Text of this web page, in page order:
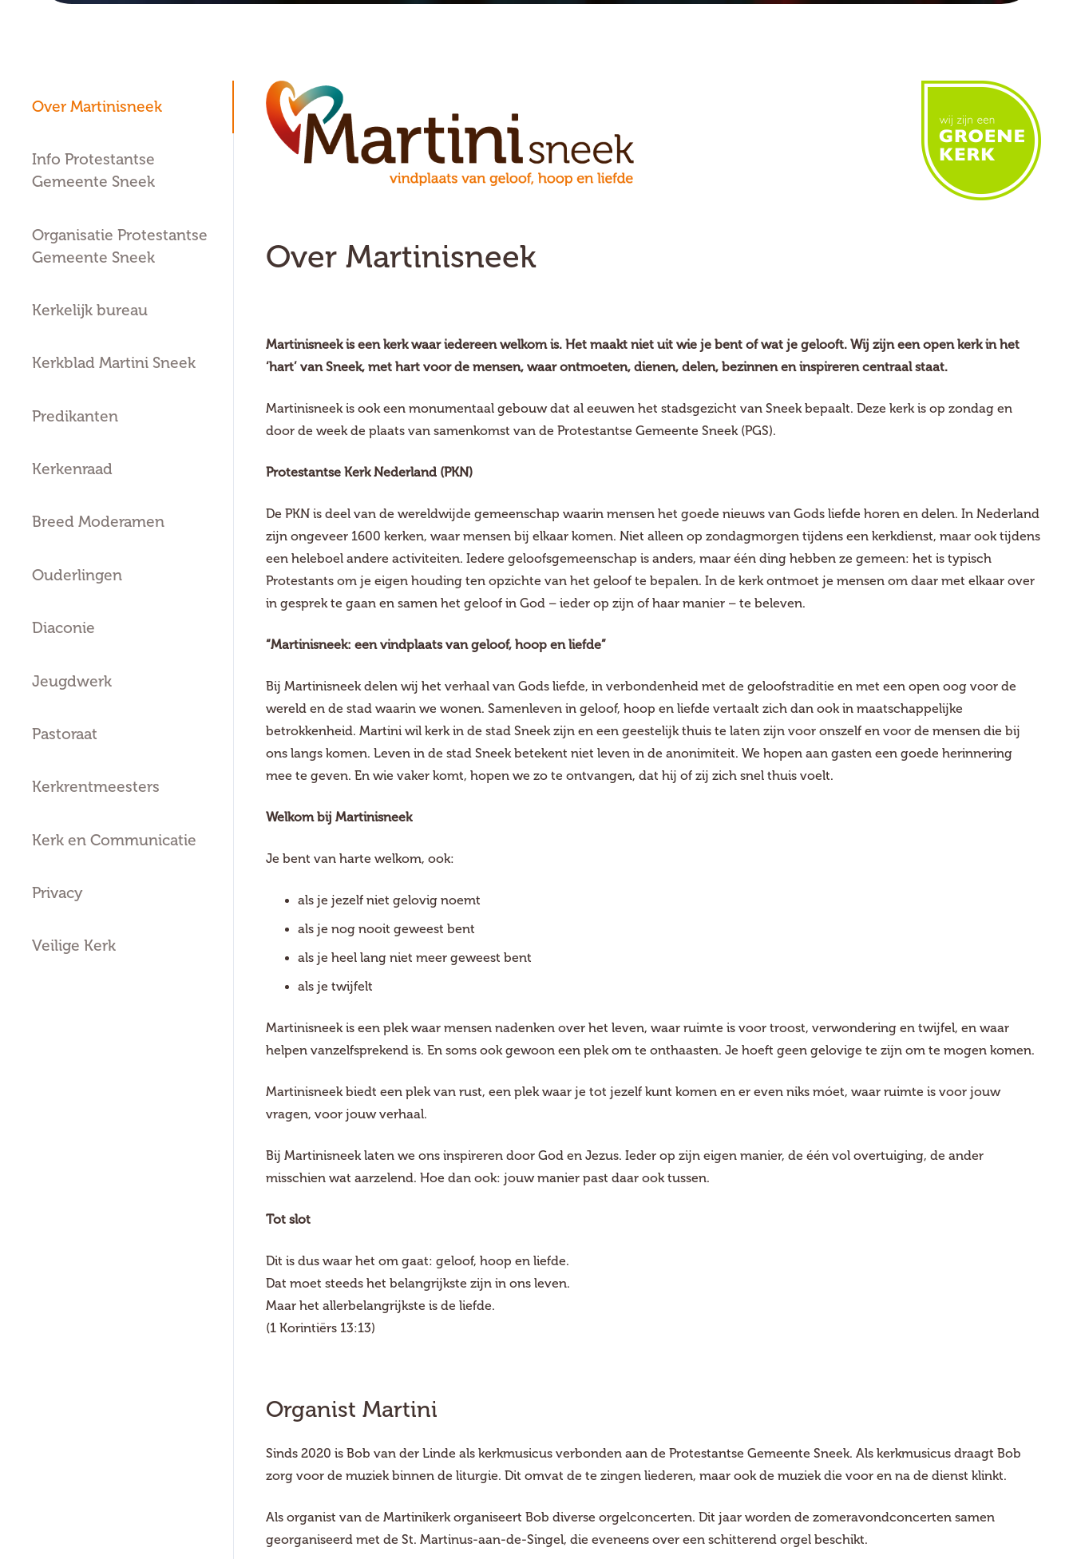
Over Martinisneek
Info Protestantse
Gemeente Sneek
Organisatie Protestantse
Gemeente Sneek
Kerkelijk bureau
Kerkblad Martini Sneek
Predikanten
Kerkenraad
Breed Moderamen
Ouderlingen
Diaconie
Jeugdwerk
Pastoraat
Kerkrentmeesters
Kerk en Communicatie
Privacy
Veilige Kerk
Over Martinisneek
Martinisneek is een kerk waar iedereen welkom is. Het maakt niet uit wie je bent of wat je gelooft. Wij zijn een open kerk in het
‘hart’ van Sneek, met hart voor de mensen, waar ontmoeten, dienen, delen, bezinnen en inspireren centraal staat.
Martinisneek is ook een monumentaal gebouw dat al eeuwen het stadsgezicht van Sneek bepaalt. Deze kerk is op zondag en
door de week de plaats van samenkomst van de Protestantse Gemeente Sneek (PGS).
Protestantse Kerk Nederland (PKN)
De PKN is deel van de wereldwijde gemeenschap waarin mensen het goede nieuws van Gods liefde horen en delen. In Nederland
zijn ongeveer 1600 kerken, waar mensen bij elkaar komen. Niet alleen op zondagmorgen tijdens een kerkdienst, maar ook tijdens
een heleboel andere activiteiten. Iedere geloofsgemeenschap is anders, maar één ding hebben ze gemeen: het is typisch
Protestants om je eigen houding ten opzichte van het geloof te bepalen. In de kerk ontmoet je mensen om daar met elkaar over
in gesprek te gaan en samen het geloof in God – ieder op zijn of haar manier – te beleven.
“Martinisneek: een vindplaats van geloof, hoop en liefde”
Bij Martinisneek delen wij het verhaal van Gods liefde, in verbondenheid met de geloofstraditie en met een open oog voor de
wereld en de stad waarin we wonen. Samenleven in geloof, hoop en liefde vertaalt zich dan ook in maatschappelijke
betrokkenheid. Martini wil kerk in de stad Sneek zijn en een geestelijk thuis te laten zijn voor onszelf en voor de mensen die bij
ons langs komen. Leven in de stad Sneek betekent niet leven in de anonimiteit. We hopen aan gasten een goede herinnering
mee te geven. En wie vaker komt, hopen we zo te ontvangen, dat hij of zij zich snel thuis voelt.
Welkom bij Martinisneek
Je bent van harte welkom, ook:
als je jezelf niet gelovig noemt
als je nog nooit geweest bent
als je heel lang niet meer geweest bent
als je twijfelt
Martinisneek is een plek waar mensen nadenken over het leven, waar ruimte is voor troost, verwondering en twijfel, en waar
helpen vanzelfsprekend is. En soms ook gewoon een plek om te onthaasten. Je hoeft geen gelovige te zijn om te mogen komen.
Martinisneek biedt een plek van rust, een plek waar je tot jezelf kunt komen en er even niks móet, waar ruimte is voor jouw
vragen, voor jouw verhaal.
Bij Martinisneek laten we ons inspireren door God en Jezus. Ieder op zijn eigen manier, de één vol overtuiging, de ander
misschien wat aarzelend. Hoe dan ook: jouw manier past daar ook tussen.
Tot slot
Dit is dus waar het om gaat: geloof, hoop en liefde.
Dat moet steeds het belangrijkste zijn in ons leven.
Maar het allerbelangrijkste is de liefde.
(1 Korintiërs 13:13)
Organist Martini
Sinds 2020 is Bob van der Linde als kerkmusicus verbonden aan de Protestantse Gemeente Sneek. Als kerkmusicus draagt Bob
zorg voor de muziek binnen de liturgie. Dit omvat de te zingen liederen, maar ook de muziek die voor en na de dienst klinkt.
Als organist van de Martinikerk organiseert Bob diverse orgelconcerten. Dit jaar worden de zomeravondconcerten samen
georganiseerd met de St. Martinus-aan-de-Singel, die eveneens over een schitterend orgel beschikt.